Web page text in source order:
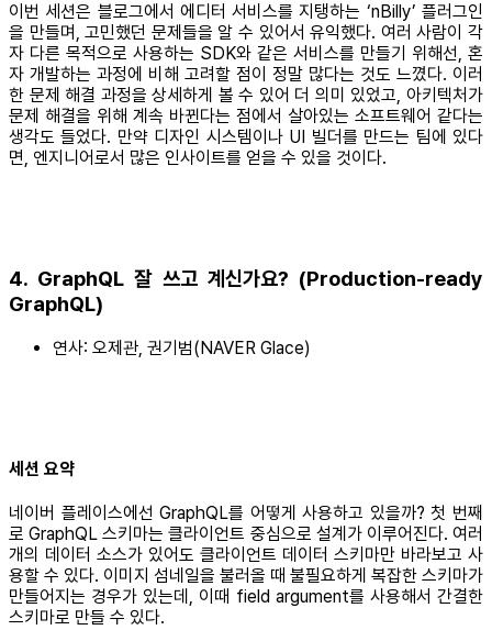
이번 세션은 블로그에서 에디터 서비스를 지탱하는 ‘nBilly’ 플러그인
을 만들며, 고민했던 문제들을 알 수 있어서 유익했다. 여러 사람이 각
자 다른 목적으로 사용하는 SDK와 같은 서비스를 만들기 위해선, 혼
자 개발하는 과정에 비해 고려할 점이 정말 많다는 것도 느꼈다. 이러
한 문제 해결 과정을 상세하게 볼 수 있어 더 의미 있었고, 아키텍처가
문제 해결을 위해 계속 바뀐다는 점에서 살아있는 소프트웨어 같다는
생각도 들었다. 만약 디자인 시스템이나 UI 빌더를 만드는 팀에 있다
면, 엔지니어로서 많은 인사이트를 얻을 수 있을 것이다.
4. GraphQL 잘 쓰고 계신가요? (Production-ready
GraphQL)
연사: 오제관, 권기범(NAVER Glace)
세션 요약
네이버 플레이스에선 GraphQL를 어떻게 사용하고 있을까? 첫 번째
로 GraphQL 스키마는 클라이언트 중심으로 설계가 이루어진다. 여러
개의 데이터 소스가 있어도 클라이언트 데이터 스키마만 바라보고 사
용할 수 있다. 이미지 섬네일을 불러올 때 불필요하게 복잡한 스키마가
만들어지는 경우가 있는데, 이때 field argument를 사용해서 간결한
스키마로 만들 수 있다.